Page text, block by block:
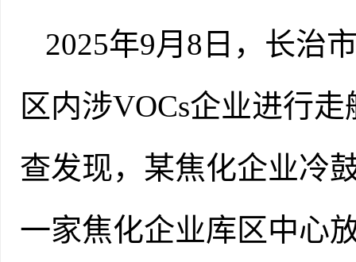
2025年9月8日，长治
区内涉VOCs企业进行
查发现，某焦化企业冷
一家焦化企业库区中心